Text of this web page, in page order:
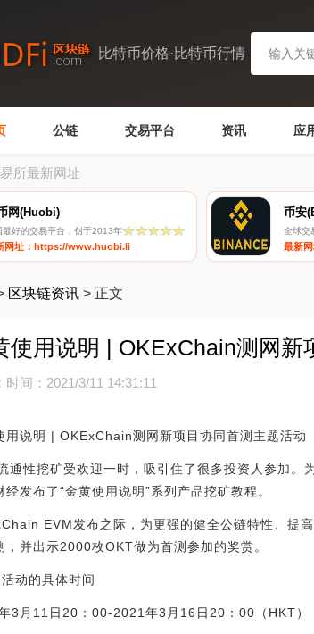
比特币价格·比特币行情
公链 交易平台 资讯 应
所最新网址
网(Huobi)
最好的交易平台，创于2013年
网址：https://www.huobi.li
币安
全球交
最新
区块链资讯 > 正文
使用说明 | OKExChain测网
时间：2021/3/11 14:31:11
用说明 | OKExChain测网新项目协同首测主题活动
通性挖矿受欢迎一时，吸引住了很多投资人参加。
经发布了“金黄使用说明”系列产品挖矿教程。
EVM发布之际，为更强的健全公链特性、提
，并出示2000枚OKT做为首测参加的奖赏。
动的具体时间
3月11日20：00-2021年3月16日20：00（HKT）